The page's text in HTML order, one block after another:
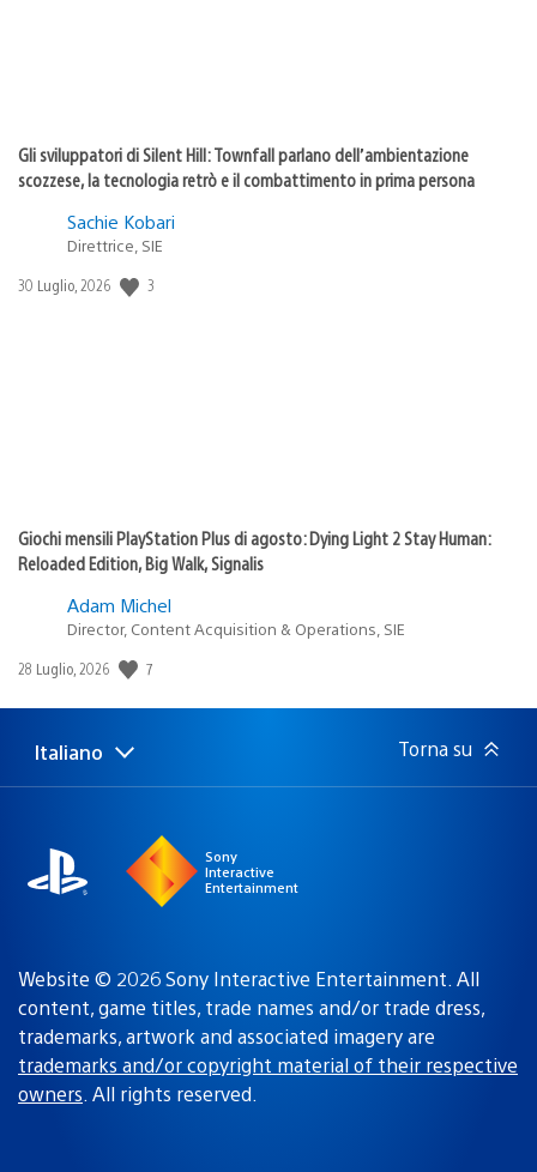
Gli sviluppatori di Silent Hill: Townfall parlano dell’ambientazione
scozzese, la tecnologia retrò e il combattimento in prima persona
Sachie Kobari
Direttrice, SIE
Data
30 Luglio, 2026 3
Giochi mensili PlayStation Plus di agosto: Dying Light 2 Stay Human:
Reloaded Edition, Big Walk, Signalis
Adam Michel
Director, Content Acquisition & Operations, SIE
Data
pubblicazione:
28 Luglio, 2026 7
Seleziona
una
Regione
attuale:
Italiano Torna su
Sony
Interactive
Entertainment
Website © 2026 Sony Interactive Entertainment. All
content, game titles, trade names and/or trade dress,
trademarks, artwork and associated imagery are
trademarks and/or copyright material of their respective
owners. All rights reserved.